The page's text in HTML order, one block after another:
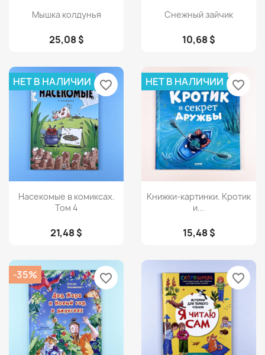
Просмотр
Мышка колдунья
25,08 $
Просмотр
Снежный зайчик
10,68 $
Просмотр
Насекомые в комиксах.
Том 4
21,48 $
НЕТ В НАЛИЧИИ favorite_border
Просмотр
Книжки-картинки. Кротик
и...
15,48 $
НЕТ В НАЛИЧИИ favorite_border
-35% favorite_border favorite_border